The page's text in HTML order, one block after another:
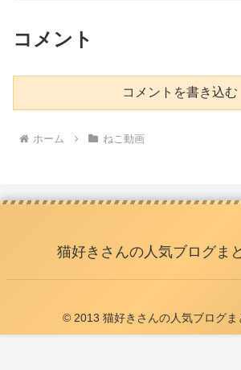
コメント
コメントを書き込む
ホーム ねこ動画
猫好きさんの人気ブログま
© 2013 猫好きさんの人気ブログま